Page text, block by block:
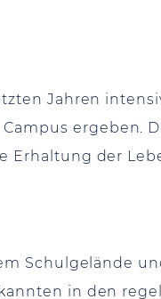
Jahren
der
Schulgelände
in den